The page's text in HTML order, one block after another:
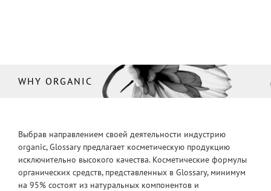
WHY ORGANIC
Выбрав направлением своей деятельности индустрию
organic, Glossary предлагает косметическую продукцию
исключительно высокого качества. Косметические формулы
органических средств, представленных в Glossary, минимум
на 95% состоят из натуральных компонентов и